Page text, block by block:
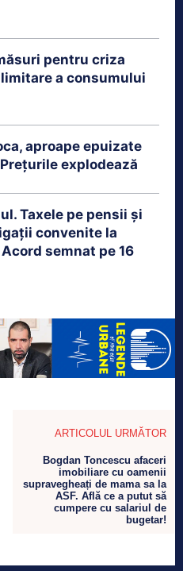
pentru criza
a consumului
aproape epuizate
explodează
Taxele pe pensii și
convenite la
semnat pe 16
ARTICOLUL URMĂTOR
Bogdan Toncescu afaceri
imobiliare cu oamenii
supravegheați de mama sa la
ASF. Află ce a putut să
cumpere cu salariul de
bugetar!